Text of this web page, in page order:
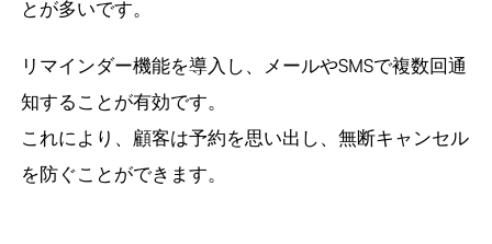
とが多いです。
リマインダー機能を導入し、メールやSMSで複数回通
知することが有効です。
これにより、顧客は予約を思い出し、無断キャンセル
を防ぐことができます。